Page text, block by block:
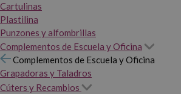
Cartulinas
Plastilina
Punzones y alfombrillas
Complementos de Escuela y Oficina
Complementos de Escuela y Oficina
Grapadoras y Taladros
Cúters y Recambios